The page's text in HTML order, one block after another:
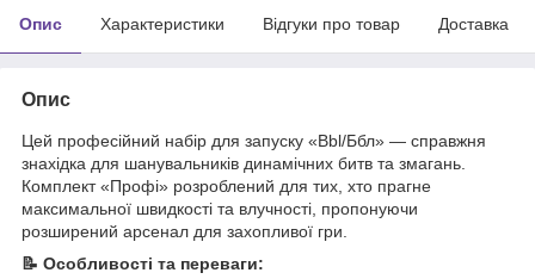
Опис Характеристики Відгуки про товар Доставка
Опис
Цей професійний набір для запуску «Bbl/Ббл» — справжня
знахідка для шанувальників динамічних битв та змагань.
Комплект «Профі» розроблений для тих, хто прагне
максимальної швидкості та влучності, пропонуючи
розширений арсенал для захопливої гри.
📝 Особливості та переваги: